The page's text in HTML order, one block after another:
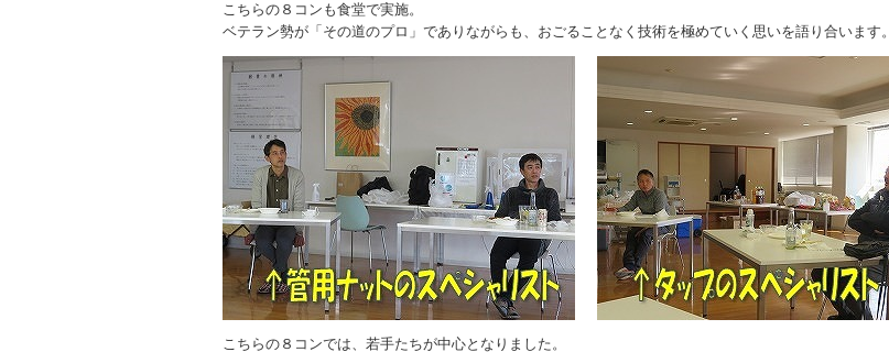
こちらの８コンも食堂で実施。
ベテラン勢が「その道のプロ」でありながらも、おごることなく技術を極めていく思いを語り合います。
こちらの８コンでは、若手たちが中心となりました。